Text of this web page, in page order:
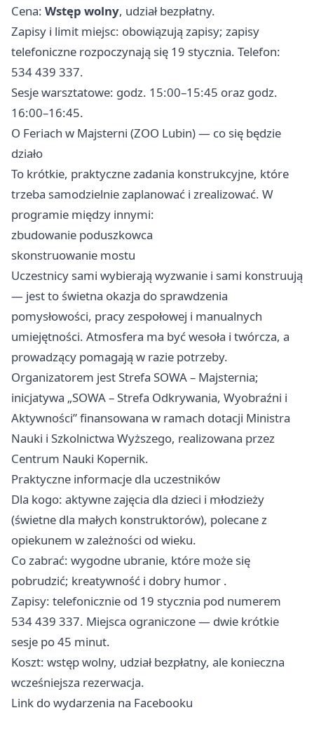
Cena: Wstęp wolny, udział bezpłatny.
Zapisy i limit miejsc: obowiązują zapisy; zapisy
telefoniczne rozpoczynają się 19 stycznia. Telefon:
534 439 337.
Sesje warsztatowe: godz. 15:00–15:45 oraz godz.
16:00–16:45.
O Feriach w Majsterni (ZOO Lubin) — co się będzie
działo
To krótkie, praktyczne zadania konstrukcyjne, które
trzeba samodzielnie zaplanować i zrealizować. W
programie między innymi:
zbudowanie poduszkowca
skonstruowanie mostu
Uczestnicy sami wybierają wyzwanie i sami konstruują
— jest to świetna okazja do sprawdzenia
pomysłowości, pracy zespołowej i manualnych
umiejętności. Atmosfera ma być wesoła i twórcza, a
prowadzący pomagają w razie potrzeby.
Organizatorem jest Strefa SOWA – Majsternia;
inicjatywa „SOWA – Strefa Odkrywania, Wyobraźni i
Aktywności” finansowana w ramach dotacji Ministra
Nauki i Szkolnictwa Wyższego, realizowana przez
Centrum Nauki Kopernik.
Praktyczne informacje dla uczestników
Dla kogo: aktywne zajęcia dla dzieci i młodzieży
(świetne dla małych konstruktorów), polecane z
opiekunem w zależności od wieku.
Co zabrać: wygodne ubranie, które może się
pobrudzić; kreatywność i dobry humor .
Zapisy: telefonicznie od 19 stycznia pod numerem
534 439 337. Miejsca ograniczone — dwie krótkie
sesje po 45 minut.
Koszt: wstęp wolny, udział bezpłatny, ale konieczna
wcześniejsza rezerwacja.
Link do wydarzenia na Facebooku